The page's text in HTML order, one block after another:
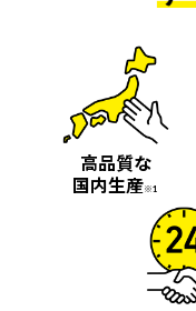
高品質な
国内生産※1